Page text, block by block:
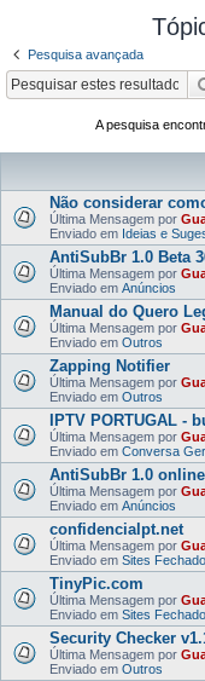
Pesquisa avançada
A pesquisa
Não considerar
Última Mensagem por
Enviado em Ideias e
AntiSubBr 1.0 Beta
Última Mensagem por
Enviado em Anúncios
Manual do Quero
Última Mensagem por
Enviado em Outros
Zapping Notifier
Última Mensagem por
Enviado em Outros
IPTV PORTUGAL -
Última Mensagem por
Enviado em Conversa
AntiSubBr 1.0 online
Última Mensagem por
Enviado em Anúncios
confidencialpt.net
Última Mensagem por
Enviado em Sites
TinyPic.com
Última Mensagem por
Enviado em Sites
Security Checker
Última Mensagem por
Enviado em Outros